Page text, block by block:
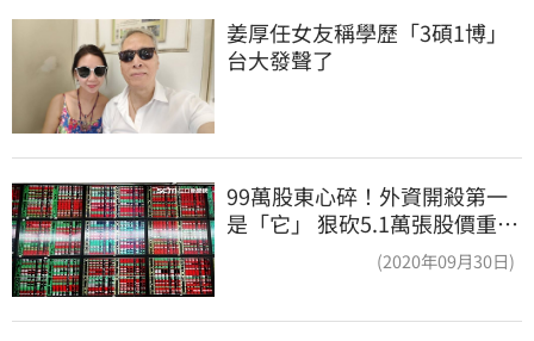
姜厚任女友稱學歷「3碩1博」
台大發聲了
99萬股東心碎！外資開殺第一
是「它」 狠砍5.1萬張股價重挫
(2020年09月30日)